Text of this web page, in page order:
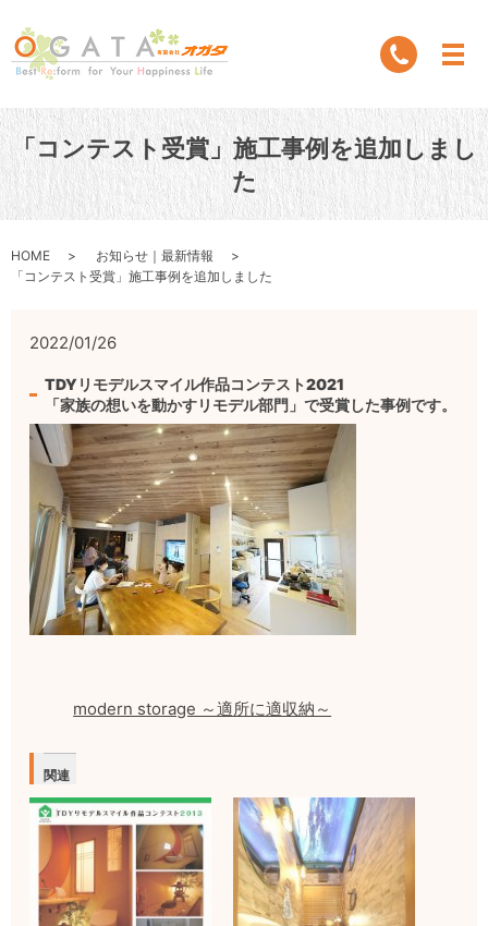
「コンテスト受賞」施工事例を追加しまし
た
HOME
お知らせ｜最新情報
「コンテスト受賞」施工事例を追加しました
2022/01/26
TDYリモデルスマイル作品コンテスト2021
「家族の想いを動かすリモデル部門」で受賞した事例です。
modern storage ～適所に適収納～
関連